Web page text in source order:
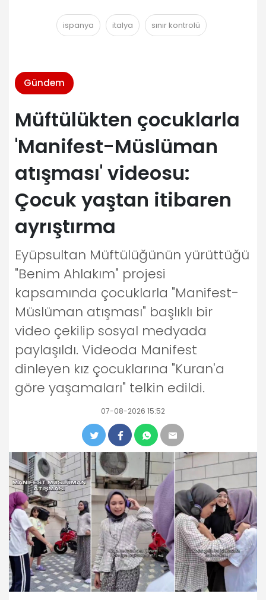
ispanya italya sınır kontrolü
Gündem
Müftülükten çocuklarla
'Manifest-Müslüman
atışması' videosu:
Çocuk yaştan itibaren
ayrıştırma
Eyüpsultan Müftülüğünün yürüttüğü
"Benim Ahlakım" projesi
kapsamında çocuklarla "Manifest-
Müslüman atışması" başlıklı bir
video çekilip sosyal medyada
paylaşıldı. Videoda Manifest
dinleyen kız çocuklarına "Kuran'a
göre yaşamaları" telkin edildi.
07-08-2026 15:52